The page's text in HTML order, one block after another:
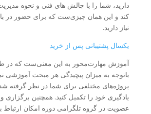
دارید، شما را با چالش هاى فنى و نحوه
كند و اين همان چيزى‌ست كه برای حضور در
نياز داريد.
یکسال پشتیبانی پس از خرید
آموزش مهارت‌محور به این معنی‌ست که در
باتوجه به میزان پیچیدگی هر مبحث آموزشی
پروژه‌های مختلفی برای شما در نظر گرفته
یادگیری خود را تکمیل کنید. همچنین برگزاری
عضویت در گروه تلگرامی دوره امکان ارتباط با